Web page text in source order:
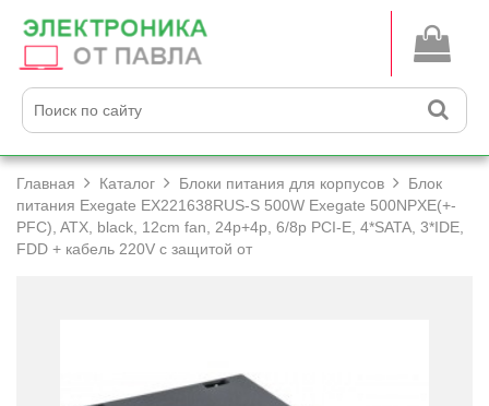
Главная Каталог Блоки питания для корпусов
Блок
питания Exegate EX221638RUS-S 500W Exegate 500NPXE(+­
PFC), ATX, black, 12cm fan, 24p+­4p, 6/­8p PCI-E, 4*SATA, 3*IDE,
FDD +­ кабель 220V с защитой от